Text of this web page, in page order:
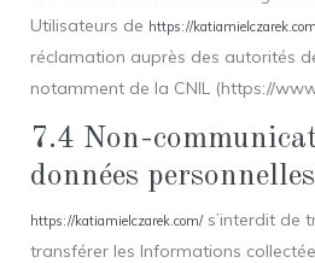
Utilisateurs de https://
réclamation auprès des autorités
notamment de la CNIL (https://
7.4 Non-
données personnelles
https://katiamielczarek.com/s’interdit de
transférer les Informations